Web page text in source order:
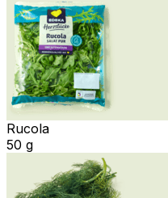
Rucola
50 g